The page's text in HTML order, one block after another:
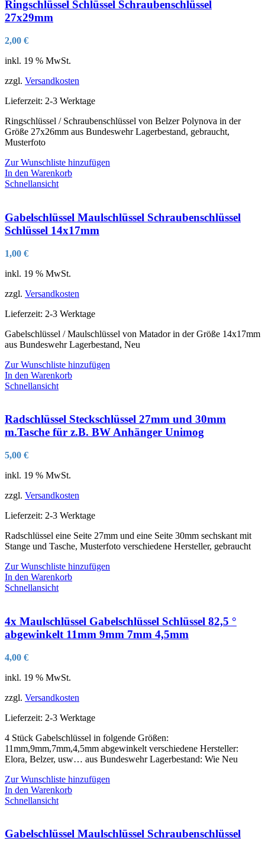
Ringschlüssel Schlüssel Schraubenschlüssel
27x29mm
2,00 €
inkl. 19 % MwSt.
zzgl. Versandkosten
Lieferzeit: 2-3 Werktage
Ringschlüssel / Schraubenschlüssel von Belzer Polynova in der
Größe 27x26mm aus Bundeswehr Lagerbestand, gebraucht,
Musterfoto
Zur Wunschliste hinzufügen
In den Warenkorb
Schnellansicht
Gabelschlüssel Maulschlüssel Schraubenschlüssel
Schlüssel 14x17mm
1,00 €
inkl. 19 % MwSt.
zzgl. Versandkosten
Lieferzeit: 2-3 Werktage
Gabelschlüssel / Maulschlüssel von Matador in der Größe 14x17mm
aus Bundeswehr Lagerbestand, Neu
Zur Wunschliste hinzufügen
In den Warenkorb
Schnellansicht
Radschlüssel Steckschlüssel 27mm und 30mm
m.Tasche für z.B. BW Anhänger Unimog
5,00 €
inkl. 19 % MwSt.
zzgl. Versandkosten
Lieferzeit: 2-3 Werktage
Radschlüssel eine Seite 27mm und eine Seite 30mm sechskant mit
Stange und Tasche, Musterfoto verschiedene Hersteller, gebraucht
Zur Wunschliste hinzufügen
In den Warenkorb
Schnellansicht
4x Maulschlüssel Gabelschlüssel Schlüssel 82,5 °
abgewinkelt 11mm 9mm 7mm 4,5mm
4,00 €
inkl. 19 % MwSt.
zzgl. Versandkosten
Lieferzeit: 2-3 Werktage
4 Stück Gabelschlüssel in folgende Größen:
11mm,9mm,7mm,4,5mm abgewinkelt verschiedene Hersteller:
Elora, Belzer, usw… aus Bundeswehr Lagerbestand: Wie Neu
Zur Wunschliste hinzufügen
In den Warenkorb
Schnellansicht
Gabelschlüssel Maulschlüssel Schraubenschlüssel